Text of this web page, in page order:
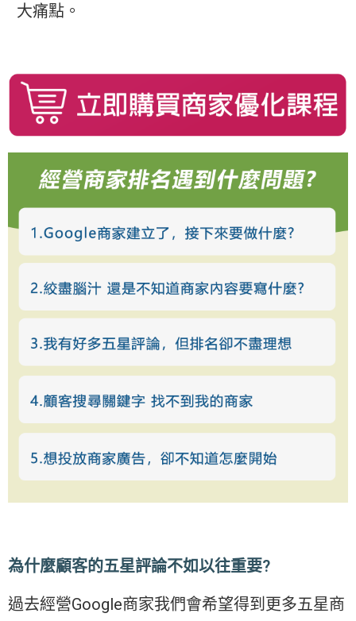
大痛點。
為什麼顧客的五星評論不如以往重要?
過去經營Google商家我們會希望得到更多五星商